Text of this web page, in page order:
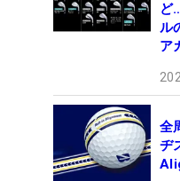
ど
ル
ア
全
ヂ